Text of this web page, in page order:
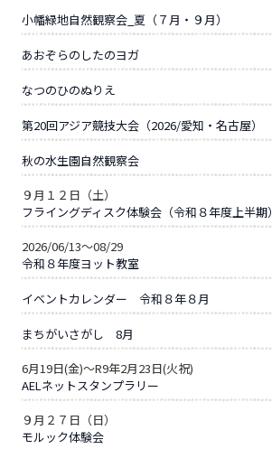
小幡緑地自然観察会_夏（７月・９月）
あおぞらのしたのヨガ
なつのひのぬりえ
第20回アジア競技大会（2026/愛知・名古屋）
秋の水生園自然観察会
９月１２日（土）
フライングディスク体験会（令和８年度上半期）
2026/06/13～08/29
令和８年度ヨット教室
イベントカレンダー 令和８年８月
まちがいさがし 8月
6月19日(金)～R9年2月23日(火祝)
AELネットスタンプラリー
９月２７日（日）
モルック体験会